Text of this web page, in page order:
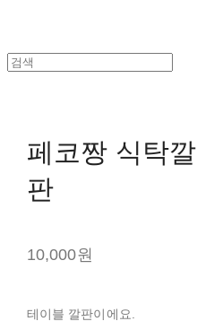
페코짱 식탁깔
판
10,000원
테이블 깔판이에요.